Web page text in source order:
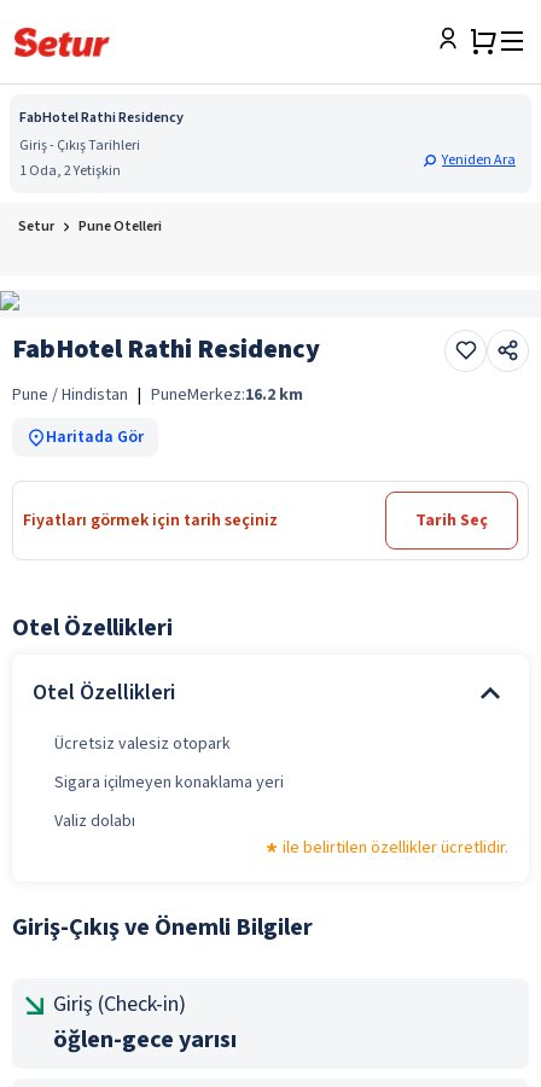
FabHotel Rathi Residency
Giriş - Çıkış Tarihleri
1 Oda, 2 Yetişkin
Yeniden Ara
Setur Pune Otelleri
FabHotel Rathi Residency
Pune / Hindistan | PuneMerkez:16.2 km
Haritada Gör
Fiyatları görmek için tarih seçiniz Tarih Seç
Otel Özellikleri
Otel Özellikleri
Ücretsiz valesiz otopark
Sigara içilmeyen konaklama yeri
Valiz dolabı
ile belirtilen özellikler ücretlidir.
Giriş-Çıkış ve Önemli Bilgiler
Giriş (Check-in)
öğlen-gece yarısı